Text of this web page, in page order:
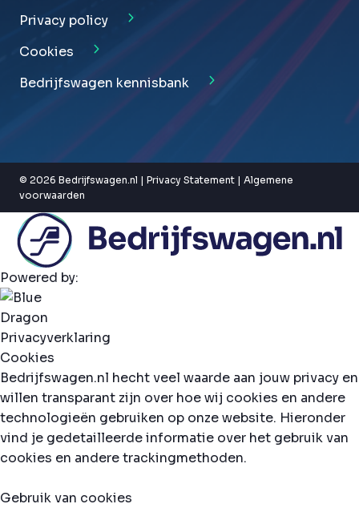
Privacy policy
Cookies
Bedrijfswagen kennisbank
© 2026 Bedrijfswagen.nl | Privacy Statement | Algemene
voorwaarden
Powered by:
Privacyverklaring
Cookies
Bedrijfswagen.nl hecht veel waarde aan jouw privacy en
willen transparant zijn over hoe wij cookies en andere
technologieën gebruiken op onze website. Hieronder
vind je gedetailleerde informatie over het gebruik van
cookies en andere trackingmethoden.
Gebruik van cookies